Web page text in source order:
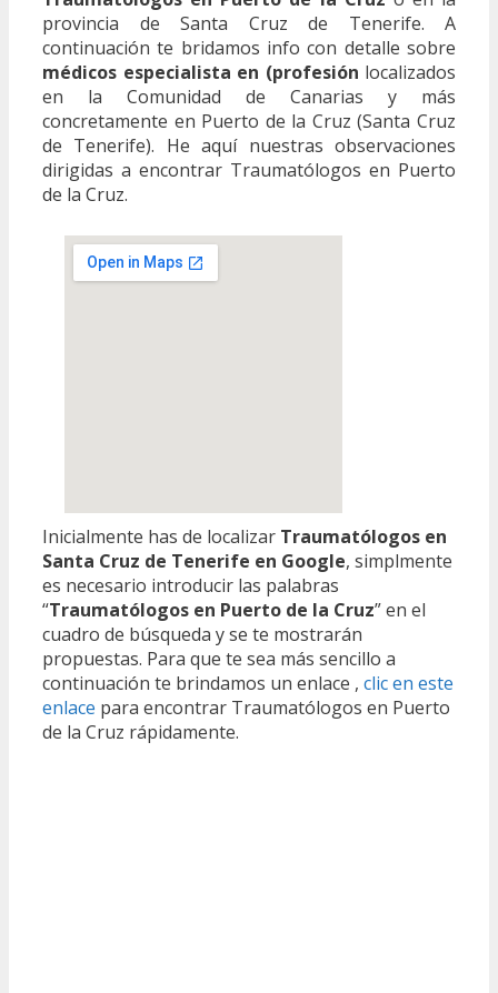
provincia de Santa Cruz de Tenerife. A
continuación te bridamos info con detalle sobre
médicos especialista en (profesión localizados
en la Comunidad de Canarias y más
concretamente en Puerto de la Cruz (Santa Cruz
de Tenerife). He aquí nuestras observaciones
dirigidas a encontrar Traumatólogos en Puerto
de la Cruz.
Inicialmente has de localizar Traumatólogos en
Santa Cruz de Tenerife en Google, simplmente
es necesario introducir las palabras
“Traumatólogos en Puerto de la Cruz” en el
cuadro de búsqueda y se te mostrarán
propuestas. Para que te sea más sencillo a
continuación te brindamos un enlace , clic en este
enlace para encontrar Traumatólogos en Puerto
de la Cruz rápidamente.